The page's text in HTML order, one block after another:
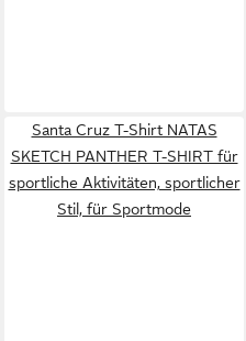
Santa Cruz T-Shirt NATAS
SKETCH PANTHER T-SHIRT für
sportliche Aktivitäten, sportlicher
Stil, für Sportmode